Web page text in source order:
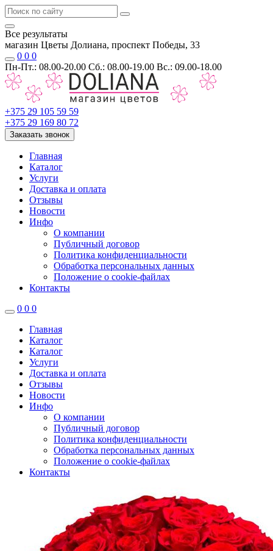
Все результаты
магазин Цветы Долиана, проспект Победы, 33
0 0 0
Пн-Пт.: 08.00-20.00 Сб.: 08.00-19.00 Вс.: 09.00-18.00
+375 29 105 59 59
+375 29 169 80 72
Заказать звонок
Главная
Каталог
Услуги
Доставка и оплата
Отзывы
Новости
Инфо
О компании
Публичный договор
Политика конфиденциальности
Обработка персональных данных
Положение о cookie-файлах
Контакты
0 0 0
Главная
Каталог
Каталог
Услуги
Доставка и оплата
Отзывы
Новости
Инфо
О компании
Публичный договор
Политика конфиденциальности
Обработка персональных данных
Положение о cookie-файлах
Контакты